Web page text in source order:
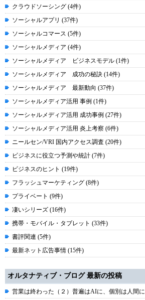
クラウドソーシング (4件)
ソーシャルアプリ (37件)
ソーシャルコマース (5件)
ソーシャルメディア (4件)
ソーシャルメディア ビジネスモデル (1件)
ソーシャルメディア 成功の秘訣 (14件)
ソーシャルメディア 最新動向 (37件)
ソーシャルメディア活用 事例 (1件)
ソーシャルメディア活用 成功事例 (27件)
ソーシャルメディア活用 炎上考察 (6件)
ニールセン/VRI 国内アクセス調査 (20件)
ビジネスに役立つ予測や統計 (7件)
ビジネスのヒント (19件)
フラッシュマーケティング (8件)
プライベート (9件)
凄いシリーズ (16件)
携帯・モバイル・タブレット (33件)
書評関連 (5件)
最新ネット広告事情 (15件)
オルタナティブ・ブログ 最新の投稿
営業は終わった（２）普遍はAIに、個別は人間に